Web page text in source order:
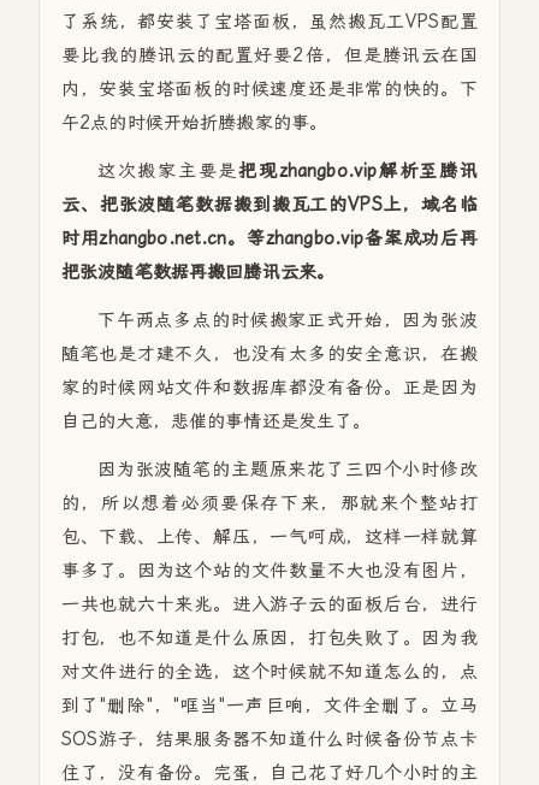
了系统，都安装了宝塔面板，虽然搬瓦工VPS配置
要比我的腾讯云的配置好要2倍，但是腾讯云在国
内，安装宝塔面板的时候速度还是非常的快的。下
午2点的时候开始折腾搬家的事。
这次搬家主要是把现zhangbo.vip解析至腾讯
云、把张波随笔数据搬到搬瓦工的VPS上，域名临
时用zhangbo.net.cn。等zhangbo.vip备案成功后再
把张波随笔数据再搬回腾讯云来。
下午两点多点的时候搬家正式开始，因为张波
随笔也是才建不久，也没有太多的安全意识，在搬
家的时候网站文件和数据库都没有备份。正是因为
自己的大意，悲催的事情还是发生了。
因为张波随笔的主题原来花了三四个小时修改
的，所以想着必须要保存下来，那就来个整站打
包、下载、上传、解压，一气呵成，这样一样就算
事多了。因为这个站的文件数量不大也没有图片，
一共也就六十来兆。进入游子云的面板后台，进行
打包，也不知道是什么原因，打包失败了。因为我
对文件进行的全选，这个时候就不知道怎么的，点
到了"删除"，"哐当"一声巨响，文件全删了。立马
SOS游子，结果服务器不知道什么时候备份节点卡
住了，没有备份。完蛋，自己花了好几个小时的主